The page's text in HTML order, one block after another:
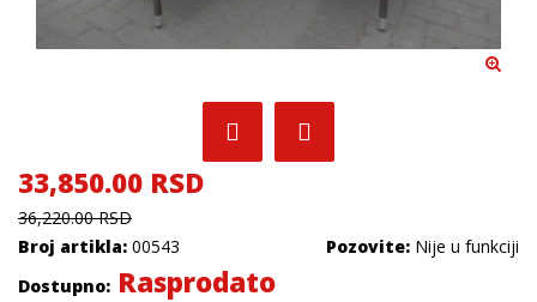
33,850.00 RSD
36,220.00 RSD
Broj artikla: 00543 Pozovite: Nije u funkciji
Dostupno: Rasprodato